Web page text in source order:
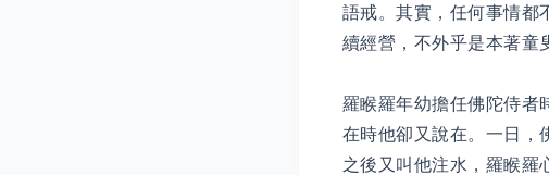
語戒。其實，任何事情都
續經營，不外乎是本著童
羅睺羅年幼擔任佛陀侍者
在時他卻又說在。一日，
之後又叫他注水，羅睺羅